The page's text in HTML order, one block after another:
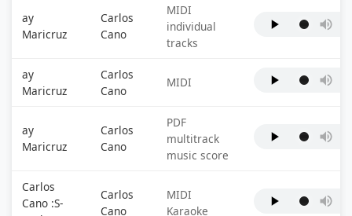
ay
Maricruz
Carlos
Cano
MIDI
individual
tracks
ay
Maricruz
Carlos
Cano
MIDI
ay
Maricruz
Carlos
Cano
PDF
multitrack
music score
Carlos
Cano :S-
Carlos
Cano
MIDI
Karaoke